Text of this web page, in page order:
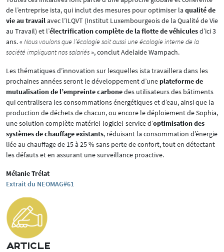
de l’entreprise ista, qui inclut des mesures pour optimiser la qualité de
vie au travail avec l’ILQVT (Institut Luxembourgeois de la Qualité de Vie
au Travail) et l’électrification complète de la flotte de véhiculesd’ici 3
ans. « Nous voulons que l’écologie soit aussi une écologie interne de la
société impliquant nos salariés », conclut Adelaide Wampach.
Les thématiques d’innovation sur lesquelles ista travaillera dans les
prochaines années seront le développement d’une plateforme de
mutualisation de l’empreinte carbonedes utilisateurs des bâtiments
qui centralisera les consommations énergétiques et d’eau, ainsi que la
production de déchets de chacun, ou encore le déploiement de Sophia,
une solution complète matériel-logiciel-service d’optimisation des
systèmes de chauffage existants, réduisant la consommation d’énergie
liée au chauffage de 15 à 25 % sans perte de confort, tout en détectant
les défauts et en assurant une surveillance proactive.
Mélanie Trélat
Extrait du NEOMAG#61
ARTICLE